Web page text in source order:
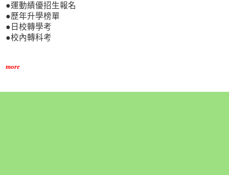
●運動績優招生報名
●歷年升學榜單
●日校轉學考
●校內轉科考
more